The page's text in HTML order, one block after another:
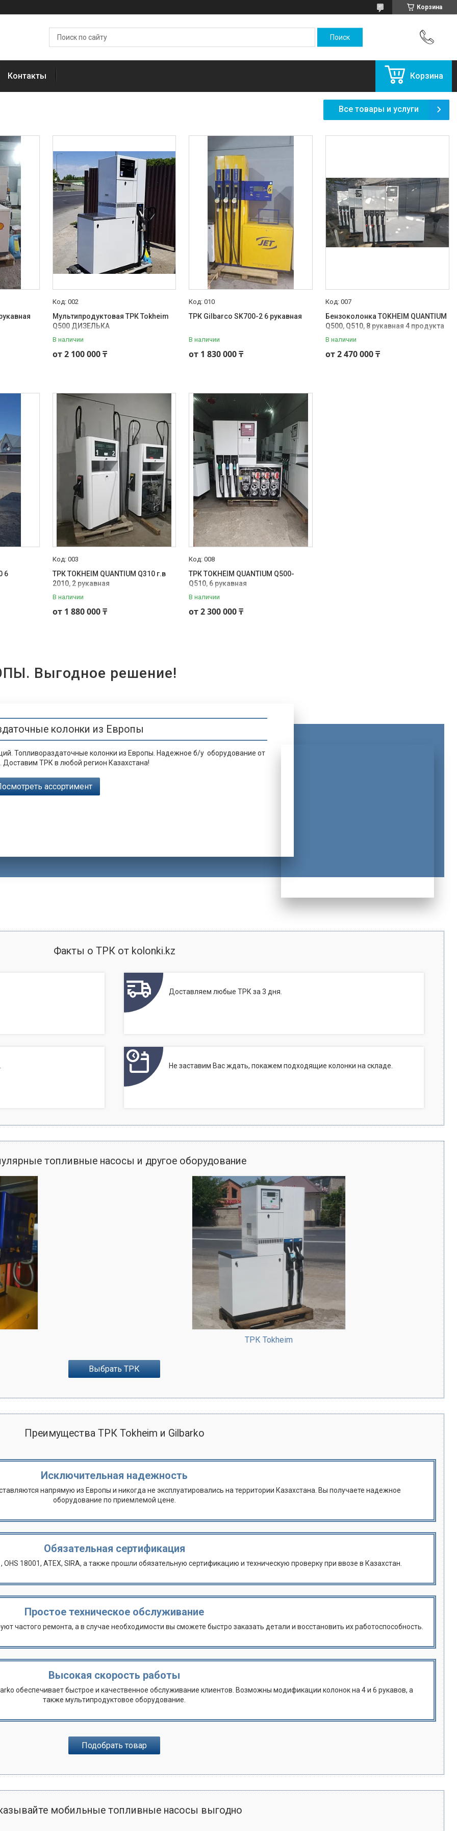
Корзина
Контакты Корзина
Все товары и услуги
002
Мультипродуктовая ТРК Tokheim
Q500 ДИЗЕЛЬКА
В наличии
от 2 100 000 ₸
010
ТРК Gilbarco SK700-2 6 рукавная
В наличии
от 1 830 000 ₸
007
Бензоколонка TOKHEIM QUANTIUM
Q500, Q510, 8 рукавная 4 продукта
В наличии
от 2 470 000 ₸
6
003
ТРК TOKHEIM QUANTIUM Q310 г.в
2010, 2 рукавная
В наличии
от 1 880 000 ₸
008
ТРК TOKHEIM QUANTIUM Q500-
Q510, 6 рукавная
В наличии
от 2 300 000 ₸
Выгодное решение!
колонки из Европы
Топливораздаточные колонки из Европы. Надежное б/у оборудование от
Доставим ТРК в любой регион Казахстана!
ассортимент
Факты о ТРК от kolonki.kz
Доставляем любые ТРК за 3 дня.
Не заставим Вас ждать, покажем подходящие колонки на складе.
топливные насосы и другое оборудование
ТРК Tokheim
Выбрать ТРК
Преимущества ТРК Tokheim и Gilbarko
Исключительная надежность
напрямую из Европы и никогда не эксплуатировались на территории Казахстана. Вы получаете надежное
оборудование по приемлемой цене.
Обязательная сертификация
OHS 18001, ATEX, SIRA, а также прошли обязательную сертификацию и техническую проверку при ввозе в Казахстан.
Простое техническое обслуживание
частого ремонта, а в случае необходимости вы сможете быстро заказать детали и восстановить их работоспособность.
Высокая скорость работы
обеспечивает быстрое и качественное обслуживание клиентов. Возможны модификации колонок на 4 и 6 рукавов, а
также мультипродуктовое оборудование.
Подобрать товар
мобильные топливные насосы выгодно